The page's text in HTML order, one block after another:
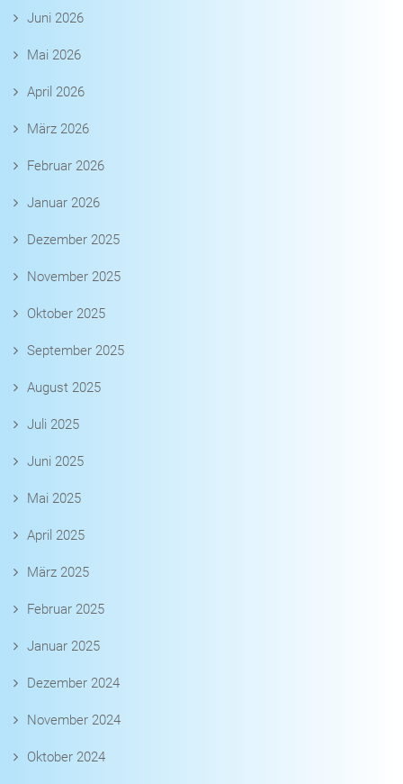
Juni 2026
Mai 2026
April 2026
März 2026
Februar 2026
Januar 2026
Dezember 2025
November 2025
Oktober 2025
September 2025
August 2025
Juli 2025
Juni 2025
Mai 2025
April 2025
März 2025
Februar 2025
Januar 2025
Dezember 2024
November 2024
Oktober 2024